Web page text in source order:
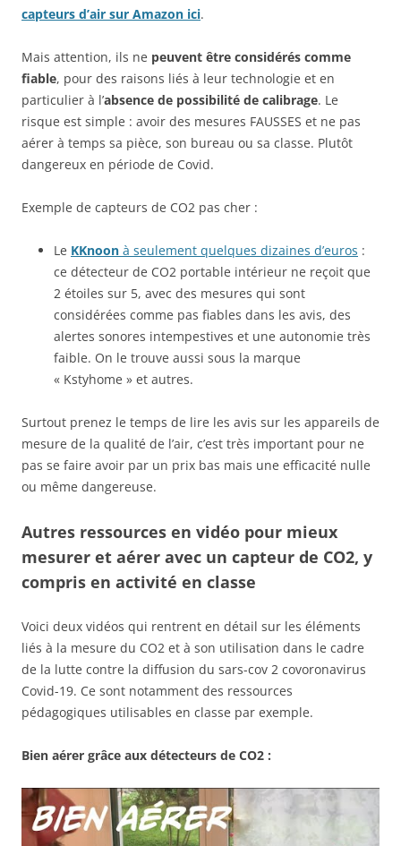
capteurs d’air sur Amazon ici.
Mais attention, ils ne peuvent être considérés comme
fiable, pour des raisons liés à leur technologie et en
particulier à l’absence de possibilité de calibrage. Le
risque est simple : avoir des mesures FAUSSES et ne pas
aérer à temps sa pièce, son bureau ou sa classe. Plutôt
dangereux en période de Covid.
Exemple de capteurs de CO2 pas cher :
Le KKnoon à seulement quelques dizaines d’euros :
ce détecteur de CO2 portable intérieur ne reçoit que
2 étoiles sur 5, avec des mesures qui sont
considérées comme pas fiables dans les avis, des
alertes sonores intempestives et une autonomie très
faible. On le trouve aussi sous la marque
« Kstyhome » et autres.
Surtout prenez le temps de lire les avis sur les appareils de
mesure de la qualité de l’air, c’est très important pour ne
pas se faire avoir par un prix bas mais une efficacité nulle
ou même dangereuse.
Autres ressources en vidéo pour mieux
mesurer et aérer avec un capteur de CO2, y
compris en activité en classe
Voici deux vidéos qui rentrent en détail sur les éléments
liés à la mesure du CO2 et à son utilisation dans le cadre
de la lutte contre la diffusion du sars-cov 2 covoronavirus
Covid-19. Ce sont notamment des ressources
pédagogiques utilisables en classe par exemple.
Bien aérer grâce aux détecteurs de CO2 :